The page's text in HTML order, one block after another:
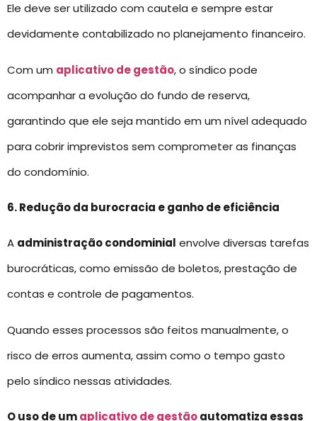
Ele deve ser utilizado com cautela e sempre estar
devidamente contabilizado no planejamento financeiro.
Com um aplicativo de gestão, o síndico pode
acompanhar a evolução do fundo de reserva,
garantindo que ele seja mantido em um nível adequado
para cobrir imprevistos sem comprometer as finanças
do condomínio.
6. Redução da burocracia e ganho de eficiência
A administração condominial envolve diversas tarefas
burocráticas, como emissão de boletos, prestação de
contas e controle de pagamentos.
Quando esses processos são feitos manualmente, o
risco de erros aumenta, assim como o tempo gasto
pelo síndico nessas atividades.
O uso de umaplicativo de gestãoautomatiza essas